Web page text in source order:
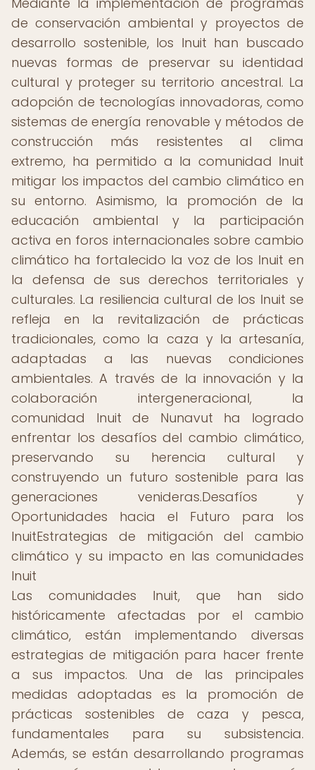
de conservación ambiental y proyectos de
desarrollo sostenible, los Inuit han buscado
nuevas formas de preservar su identidad
cultural y proteger su territorio ancestral. La
adopción de tecnologías innovadoras, como
sistemas de energía renovable y métodos de
construcción más resistentes al clima
extremo, ha permitido a la comunidad Inuit
mitigar los impactos del cambio climático en
su entorno. Asimismo, la promoción de la
educación ambiental y la participación
activa en foros internacionales sobre cambio
climático ha fortalecido la voz de los Inuit en
la defensa de sus derechos territoriales y
culturales. La resiliencia cultural de los Inuit se
refleja en la revitalización de prácticas
tradicionales, como la caza y la artesanía,
adaptadas a las nuevas condiciones
ambientales. A través de la innovación y la
colaboración intergeneracional, la
comunidad Inuit de Nunavut ha logrado
enfrentar los desafíos del cambio climático,
preservando su herencia cultural y
construyendo un futuro sostenible para las
generaciones venideras.Desafíos y
Oportunidades hacia el Futuro para los
InuitEstrategias de mitigación del cambio
climático y su impacto en las comunidades
Inuit
Las comunidades Inuit, que han sido
históricamente afectadas por el cambio
climático, están implementando diversas
estrategias de mitigación para hacer frente
a sus impactos. Una de las principales
medidas adoptadas es la promoción de
prácticas sostenibles de caza y pesca,
fundamentales para su subsistencia.
Además, se están desarrollando programas